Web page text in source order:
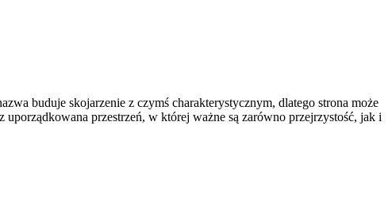
buduje skojarzenie z czymś charakterystycznym, dlatego strona może
przestrzeń, w której ważne są zarówno przejrzystość, jak i